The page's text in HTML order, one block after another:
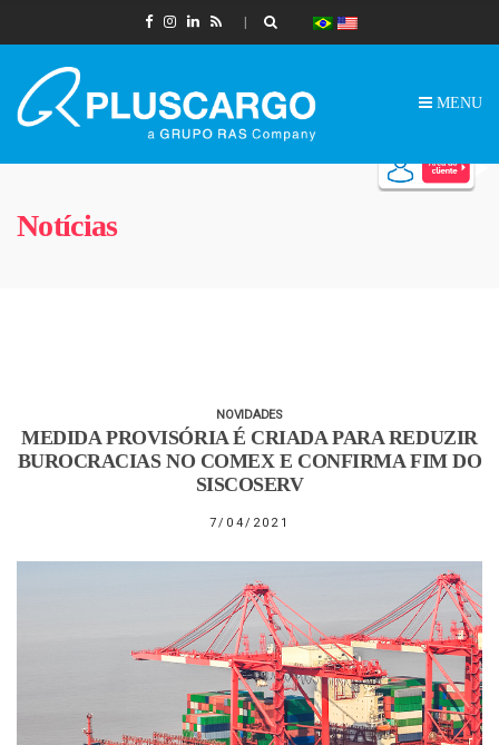
MENU
Notícias
NOVIDADES
MEDIDA PROVISÓRIA É CRIADA PARA REDUZIR
BUROCRACIAS NO COMEX E CONFIRMA FIM DO
SISCOSERV
7/04/2021